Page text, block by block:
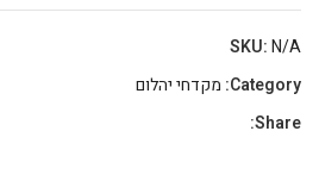
SKU:N/A
Category: מקדחי יהלום
Share: